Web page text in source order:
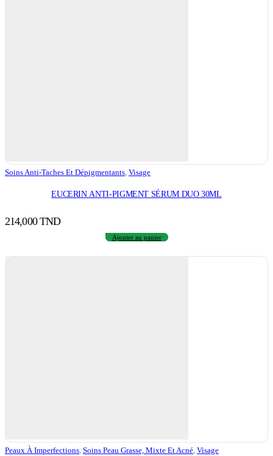
Soins Anti-Taches Et Dépigmentants Visage
EUCERIN ANTI-PIGMENT SÉRUM DUO 30ML
214,000TND
Ajouter au panier
Peaux À Imperfections, Soins Peau Grasse, Mixte Et Acné, Visage